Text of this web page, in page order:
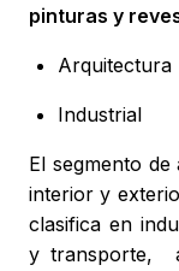
pinturas y
Arquitectura
Industrial
El segmento
interior y
clasifica en
y transporte,